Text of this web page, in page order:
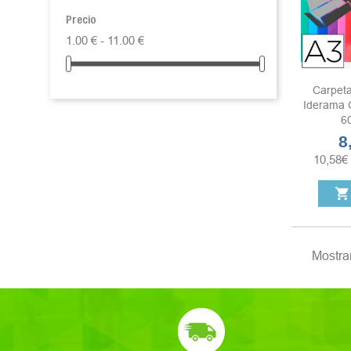
Precio
1.00 € - 11.00 €
Iderama
10,58€
shopping_cart